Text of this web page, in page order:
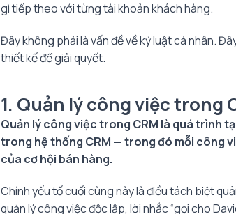
gì tiếp theo với từng tài khoản khách hàng.
Đây không phải là vấn đề về kỷ luật cá nhân.
thiết kế để giải quyết.
1. Quản lý công việc trong
Quản lý công việc trong CRM là quá trình
trong hệ thống CRM — trong đó mỗi công
của cơ hội bán hàng.
Chính yếu tố cuối cùng này là điều tách biệt
quản lý công việc độc lập, lời nhắc “gọi cho